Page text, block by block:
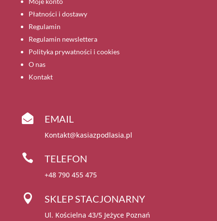
Płatności i dostawy
Regulamin
Regulamin newslettera
Polityka prywatności i cookies
O nas
Kontakt
 EMAIL
Kontakt@kasiazpodlasia.pl
 TELEFON
+48 790 455 475
 SKLEP STACJONARNY
Ul. Kościelna 43/5 Jeżyce Poznań